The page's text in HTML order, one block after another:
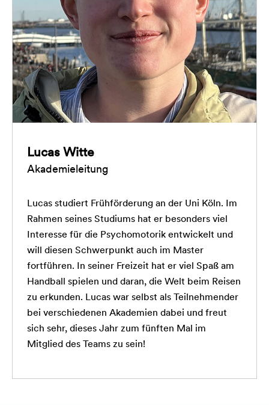
Lucas Witte
Akademieleitung
Lucas studiert Frühförderung an der Uni Köln. Im
Rahmen seines Studiums hat er besonders viel
Interesse für die Psychomotorik entwickelt und
will diesen Schwerpunkt auch im Master
fortführen. In seiner Freizeit hat er viel Spaß am
Handball spielen und daran, die Welt beim Reisen
zu erkunden. Lucas war selbst als Teilnehmender
bei verschiedenen Akademien dabei und freut
sich sehr, dieses Jahr zum fünften Mal im
Mitglied des Teams zu sein!